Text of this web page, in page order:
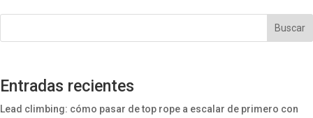
Buscar
Entradas recientes
Lead climbing: cómo pasar de top rope a escalar de primero con